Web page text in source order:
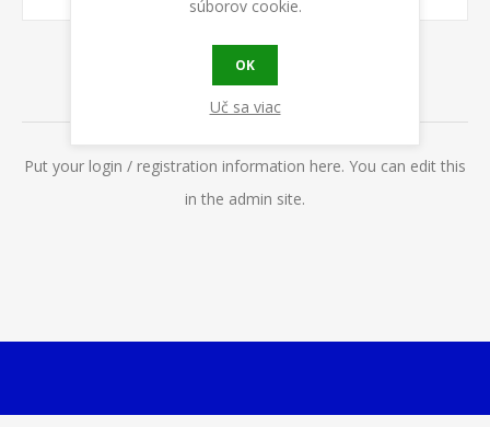
ABOUT LOGIN / REGISTRATION
Put your login / registration information here. You can edit this
in the admin site.
súborov cookie.
OK
Uč sa viac